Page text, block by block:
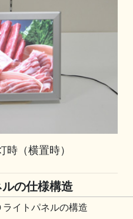
（横置時）
の仕様構造